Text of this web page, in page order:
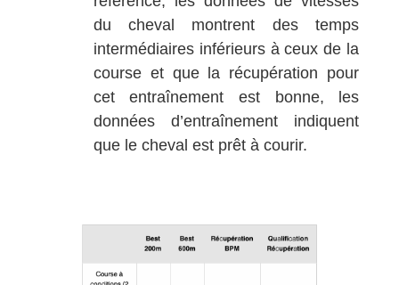
du cheval montrent des temps
intermédiaires inférieurs à ceux de la
course et que la récupération pour
cet entraînement est bonne, les
données d’entraînement indiquent
que le cheval est prêt à courir.